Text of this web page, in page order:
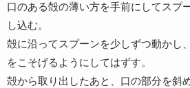
口のある殻の薄い方を手前にしてスプ
し込む。
殻に沿ってスプーンを少しずつ動かし
をこそげるようにしてはずす。
殻から取り出したあと、口の部分を斜